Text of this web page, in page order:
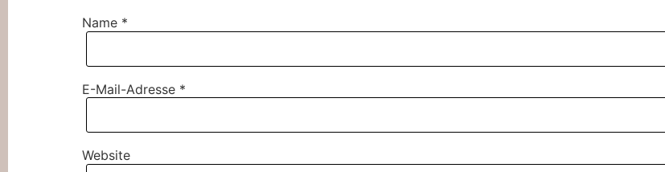
Name *
E-Mail-Adresse *
Website